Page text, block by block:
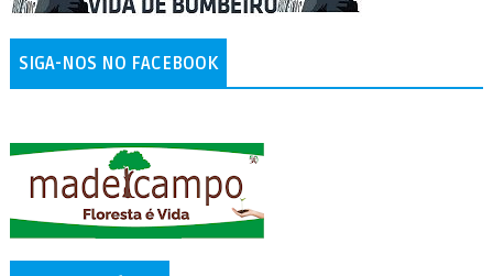
SIGA-NOS NO FACEBOOK